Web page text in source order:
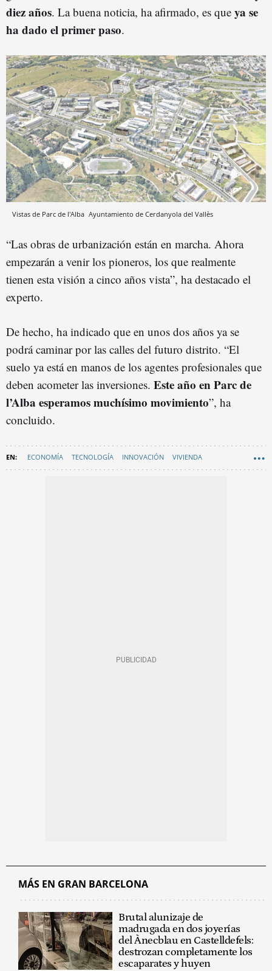
diez años. La buena noticia, ha afirmado, es que ya se
ha dado el primer paso.
Vistas de Parc de l'Alba Ayuntamiento de Cerdanyola del Vallès
“Las obras de urbanización están en marcha. Ahora
empezarán a venir los pioneros, los que realmente
tienen esta visión a cinco años vista”, ha destacado el
experto.
De hecho, ha indicado que en unos dos años ya se
podrá caminar por las calles del futuro distrito. “El
suelo ya está en manos de los agentes profesionales que
deben acometer las inversiones. Este año en Parc de
l’Alba esperamos muchísimo movimiento”, ha
concluido.
ECONOMÍA TECNOLOGÍA INNOVACIÓN VIVIENDA
MÁS EN GRAN BARCELONA
Brutal alunizaje de
madrugada en dos joyerías
del Ànecblau en Castelldefels:
destrozan completamente los
escaparates y huyen